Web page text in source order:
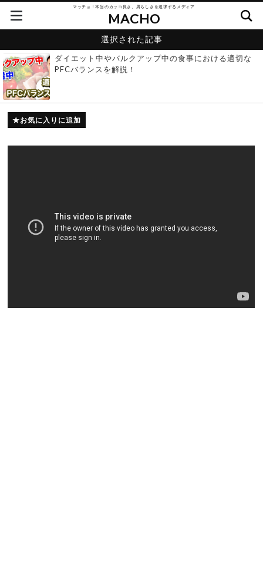
マッチョ！本当のカッコ良さ、男らしさを追求するメディア
MACHO
選択された記事
ダイエット中やバルクアップ中の食事における適切な
PFCバランスを解説！
お気に入りに追加